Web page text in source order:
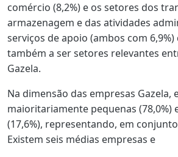
comércio (8,2%) e os setores dos
armazenagem e das atividades
serviços de apoio (ambos com
também a ser setores relevantes
Gazela.
Na dimensão das empresas Gazela,
maioritariamente pequenas (78,0%)
(17,6%), representando, em
Existem seis médias empresas e